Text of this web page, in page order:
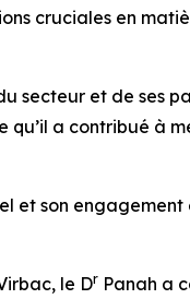
cruciales en
secteur et de ses
qu’il a contribué à
et son
le Dr Panah a